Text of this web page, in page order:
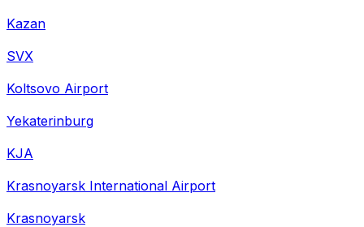
Kazan
SVX
Koltsovo Airport
Yekaterinburg
KJA
Krasnoyarsk International Airport
Krasnoyarsk